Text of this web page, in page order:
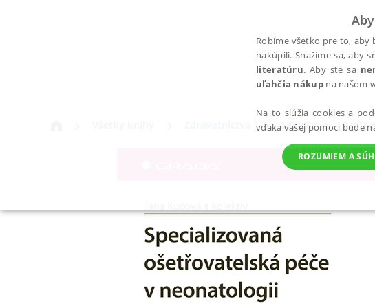
Sestra
Robíme všetko pre to, aby
nakúpili. Snažíme sa, aby
literatúru. Aby ste sa
uľahčia nákupna našom
Na to slúžia cookies a
vďaka vašej pomoci bude
ROZUMIEM A
POTREBNÉ
Potrebné
Nevyhnutné súbory cookie umožňujú základné funkcie webovej stránky, ako je